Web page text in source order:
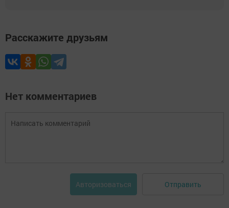
Расскажите друзьям
Нет комментариев
Авторизоваться Отправить